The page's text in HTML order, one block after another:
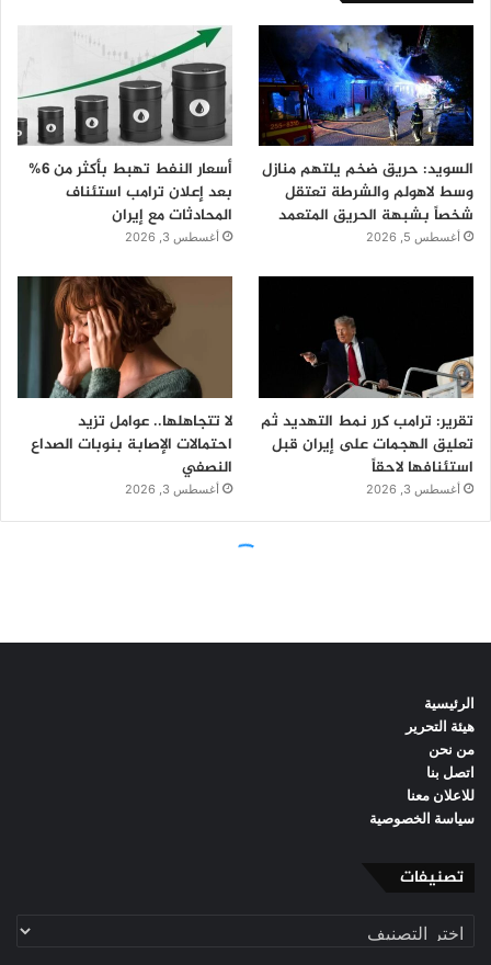
الرئيسية
هيئة التحرير
من نحن
اتصل بنا
للاعلان معنا
سياسة الخصوصية
تصنيفات
تصنيفات